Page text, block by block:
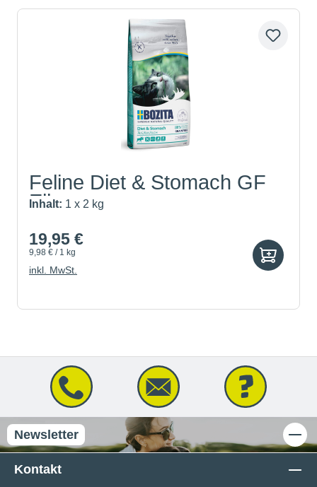
Feline Diet & Stomach GF
Elk
Inhalt: 1 x 2 kg
19,95 €
9,98 € / 1 kg
inkl. MwSt.
Newsletter
Kontakt